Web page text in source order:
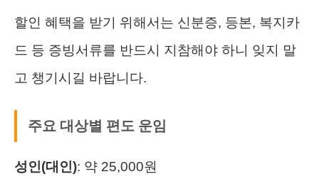
할인 혜택을 받기 위해서는 신분증, 등본, 복지카
드 등 증빙서류를 반드시 지참해야 하니 잊지 말
고 챙기시길 바랍니다.
주요 대상별 편도 운임
성인(대인): 약 25,000원